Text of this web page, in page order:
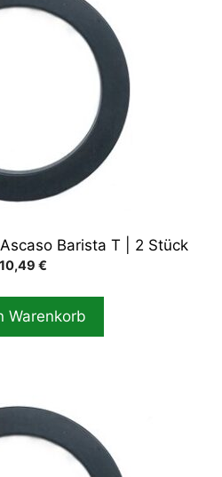
Barista T | 2 Stück
10,49 €
Warenkorb